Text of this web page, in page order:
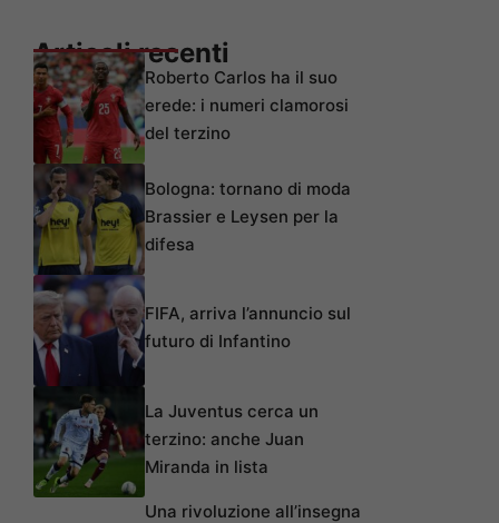
Articoli recenti
Roberto Carlos ha il suo
erede: i numeri clamorosi
del terzino
Bologna: tornano di moda
Brassier e Leysen per la
difesa
FIFA, arriva l’annuncio sul
futuro di Infantino
La Juventus cerca un
terzino: anche Juan
Miranda in lista
Una rivoluzione all’insegna